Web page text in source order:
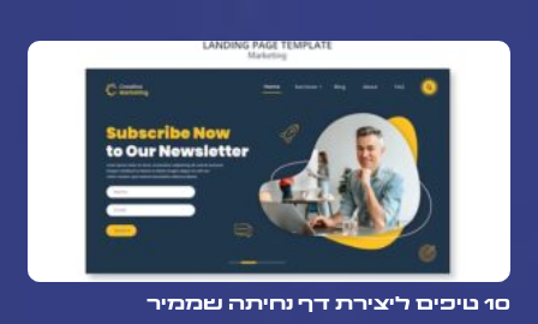
10 טיפים ליצירת דף נחיתה שממיר